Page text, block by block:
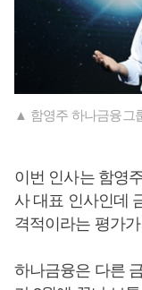
▲ 함영주 하나금융그
이번 인사는 함영
사 대표 인사인데
격적이라는 평가
하나금융은 다른